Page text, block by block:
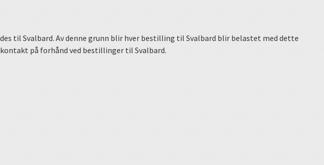
til Svalbard. Av denne grunn blir hver bestilling til Svalbard blir belastet med dette
på forhånd ved bestillinger til Svalbard.